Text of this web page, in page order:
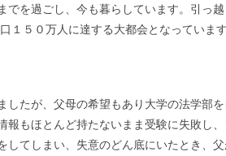
を過ごし、今も暮らしています。引っ
５０万人に達する大都会となっています
たが、父母の希望もあり大学の法学部
もほとんど持たないまま受験に失敗し
てしまい、失意のどん底にいたとき、